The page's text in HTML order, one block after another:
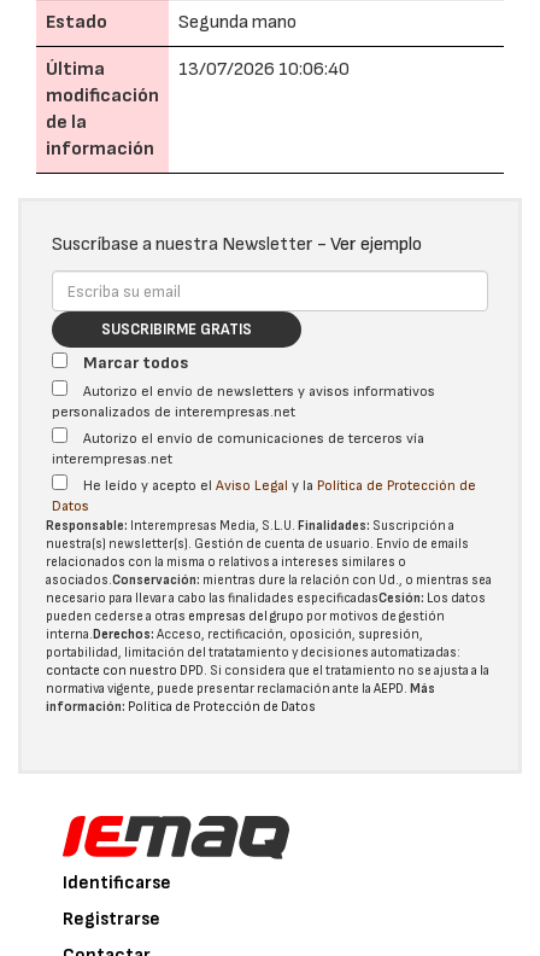
Estado Segunda mano
Última
modificación
de la
información
13/07/2026 10:06:40
Suscríbase a nuestra Newsletter - Ver ejemplo
SUSCRIBIRME GRATIS
Marcar todos
Autorizo el envío de newsletters y avisos informativos
personalizados de interempresas.net
Autorizo el envío de comunicaciones de terceros vía
interempresas.net
He leído y acepto el Aviso Legal y la Política de Protección de
Datos
Responsable: Interempresas Media, S.L.U. Finalidades: Suscripción a
nuestra(s) newsletter(s). Gestión de cuenta de usuario. Envío de emails
relacionados con la misma o relativos a intereses similares o
asociados.Conservación: mientras dure la relación con Ud., o mientras sea
necesario para llevar a cabo las finalidades especificadasCesión: Los datos
pueden cederse a otras empresas del grupo por motivos de gestión
interna.Derechos: Acceso, rectificación, oposición, supresión,
portabilidad, limitación del tratatamiento y decisiones automatizadas:
contacte con nuestro DPD. Si considera que el tratamiento no se ajusta a la
normativa vigente, puede presentar reclamación ante la AEPD. Más
información: Política de Protección de Datos
Identificarse
Registrarse